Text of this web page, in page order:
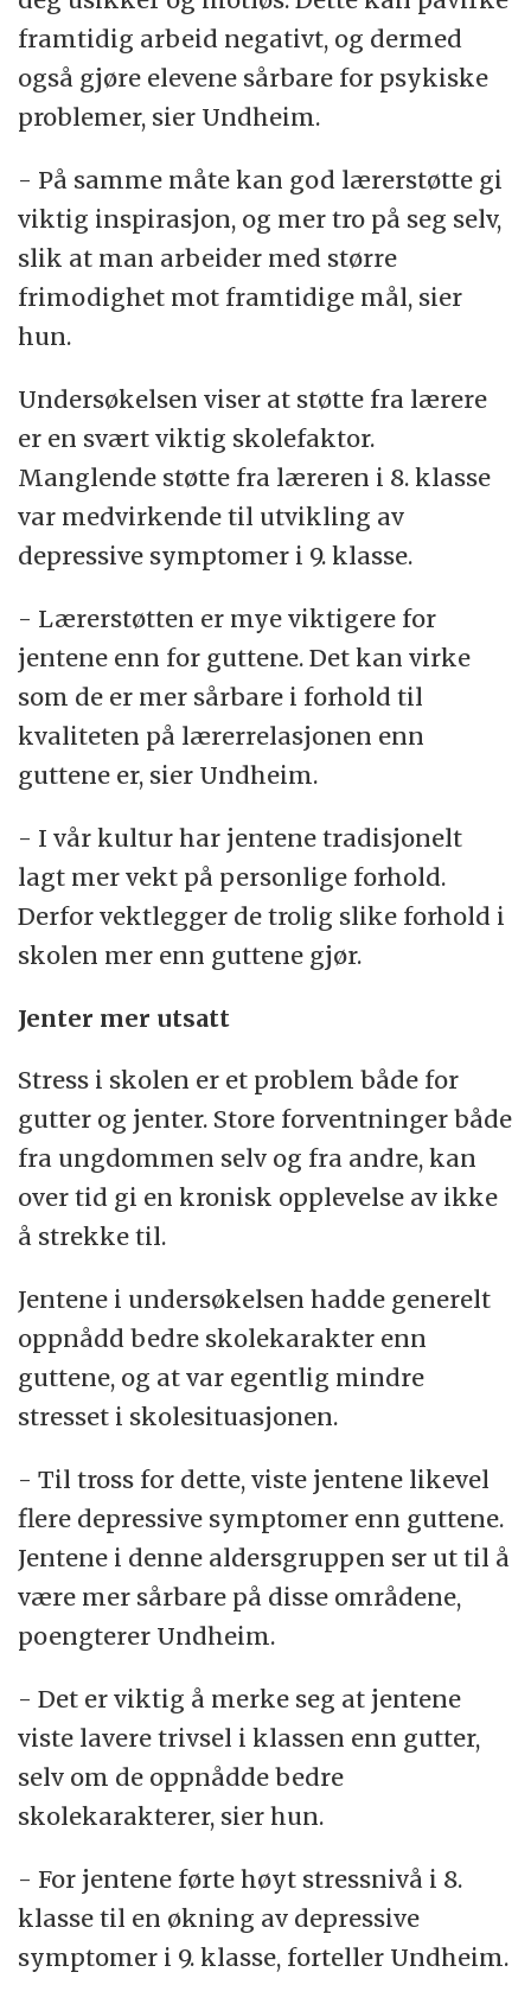
framtidig arbeid negativt, og dermed
også gjøre elevene sårbare for psykiske
problemer, sier Undheim.
- På samme måte kan god lærerstøtte gi
viktig inspirasjon, og mer tro på seg selv,
slik at man arbeider med større
frimodighet mot framtidige mål, sier
hun.
Undersøkelsen viser at støtte fra lærere
er en svært viktig skolefaktor.
Manglende støtte fra læreren i 8. klasse
var medvirkende til utvikling av
depressive symptomer i 9. klasse.
- Lærerstøtten er mye viktigere for
jentene enn for guttene. Det kan virke
som de er mer sårbare i forhold til
kvaliteten på lærerrelasjonen enn
guttene er, sier Undheim.
- I vår kultur har jentene tradisjonelt
lagt mer vekt på personlige forhold.
Derfor vektlegger de trolig slike forhold i
skolen mer enn guttene gjør.
Jenter mer utsatt
Stress i skolen er et problem både for
gutter og jenter. Store forventninger både
fra ungdommen selv og fra andre, kan
over tid gi en kronisk opplevelse av ikke
å strekke til.
Jentene i undersøkelsen hadde generelt
oppnådd bedre skolekarakter enn
guttene, og at var egentlig mindre
stresset i skolesituasjonen.
- Til tross for dette, viste jentene likevel
flere depressive symptomer enn guttene.
Jentene i denne aldersgruppen ser ut til å
være mer sårbare på disse områdene,
poengterer Undheim.
- Det er viktig å merke seg at jentene
viste lavere trivsel i klassen enn gutter,
selv om de oppnådde bedre
skolekarakterer, sier hun.
- For jentene førte høyt stressnivå i 8.
klasse til en økning av depressive
symptomer i 9. klasse, forteller Undheim.